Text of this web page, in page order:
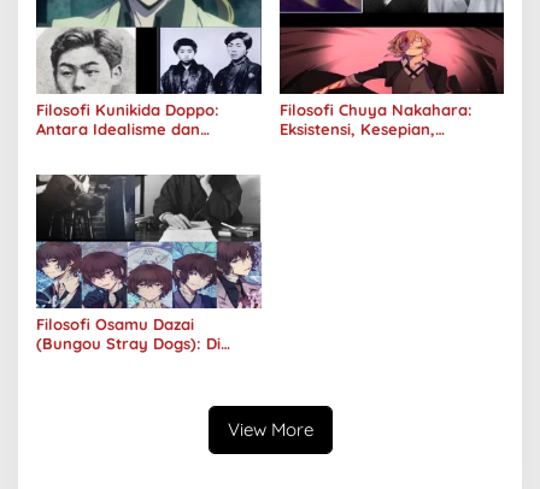
Filosofi Kunikida Doppo:
Antara Idealisme dan
Filosofi Chuya Nakahara:
Eksistensi, Kesepian,
Filosofi Osamu Dazai
(Bungou Stray Dogs): Di
View More